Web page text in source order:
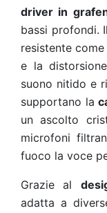
driver in
bassi profondi.
resistente
e la
suono nitido e
supportano la
un ascolto
microfoni
fuoco la voce
Grazie al
adatta a